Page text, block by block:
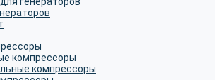
компрессоры
компрессоры